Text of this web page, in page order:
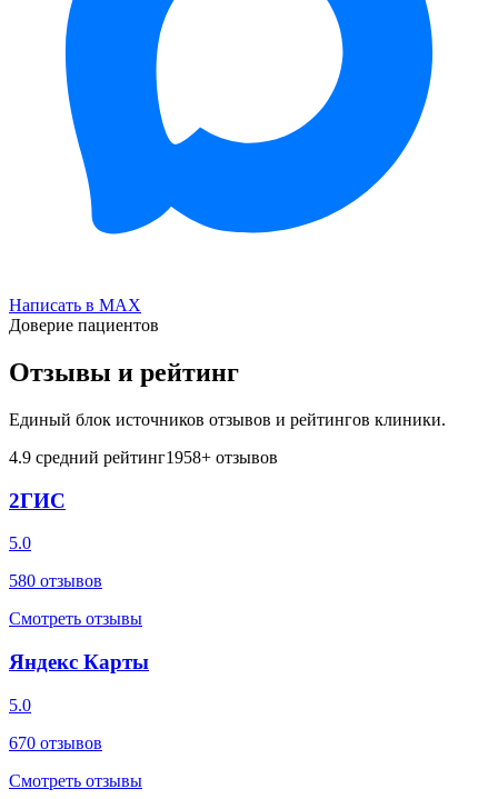
Написать в MAX
Доверие пациентов
Отзывы и рейтинг
Единый блок источников отзывов и рейтингов клиники.
4.9 средний рейтинг1958+ отзывов
2ГИС
5.0
580 отзывов
Смотреть отзывы
Яндекс Карты
5.0
670 отзывов
Смотреть отзывы